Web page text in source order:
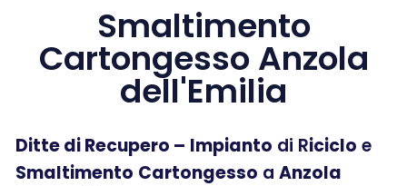
Smaltimento
Cartongesso Anzola
dell'Emilia
Ditte di Recupero – Impianto di Riciclo e
Smaltimento Cartongesso a Anzola